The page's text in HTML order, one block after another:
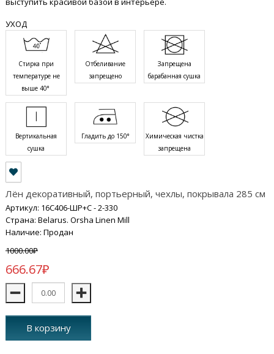
УХОД
Стирка при
температуре не
выше 40°
Отбеливание
запрещено
Запрещена
барабанная сушка
Вертикальная
сушка
Гладить до 150°
Химическая чистка
запрещена
Лён декоративный, портьерный, чехлы, покрывала 285 см
Артикул: 16С406-ШР+С - 2-330
Страна: Belarus. Orsha Linen Mill
Наличие: Продан
1000.00₽
666.67₽
В корзину